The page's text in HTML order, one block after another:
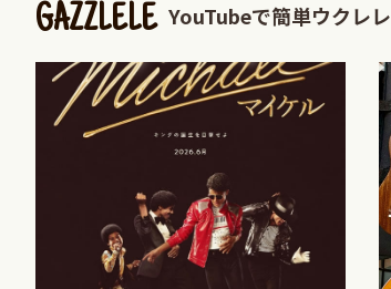
GAZZLELE YouTubeで簡単ウクレレ